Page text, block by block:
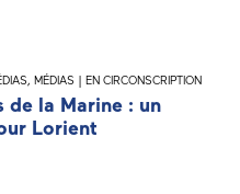
, MÉDIAS | EN CIRCONSCRIPTION
de la Marine : un
Lorient